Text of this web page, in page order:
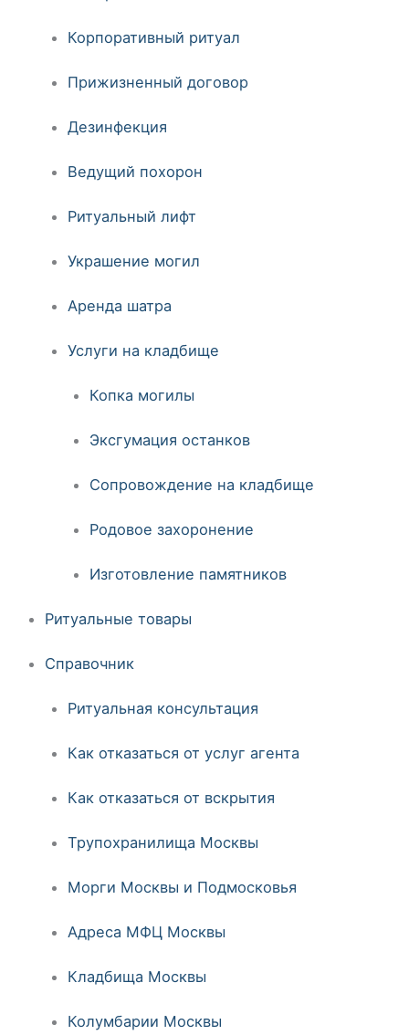
Корпоративный ритуал
Прижизненный договор
Дезинфекция
Ведущий похорон
Ритуальный лифт
Украшение могил
Аренда шатра
Услуги на кладбище
Копка могилы
Эксгумация останков
Сопровождение на кладбище
Родовое захоронение
Изготовление памятников
Ритуальные товары
Справочник
Ритуальная консультация
Как отказаться от услуг агента
Как отказаться от вскрытия
Трупохранилища Москвы
Морги Москвы и Подмосковья
Адреса МФЦ Москвы
Кладбища Москвы
Колумбарии Москвы